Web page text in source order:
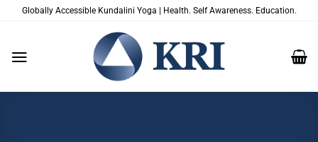
PasserGlobally Accessible Kundalini Yoga | Health. Self Awareness. Education.